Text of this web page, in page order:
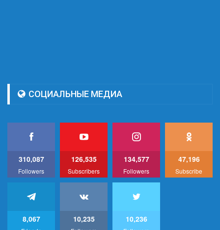
СОЦИАЛЬНЫЕ МЕДИА
310,087
Followers
126,535
Subscribers
134,577
Followers
47,196
Subscribe
8,067 10,235 10,236